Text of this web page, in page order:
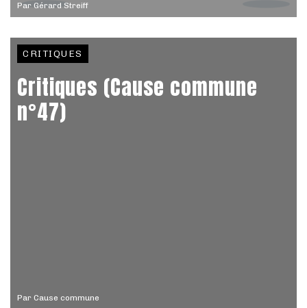
Par Gérard Streiff
Par Cause commune
CRITIQUES
Critiques (Cause commune
n°47)